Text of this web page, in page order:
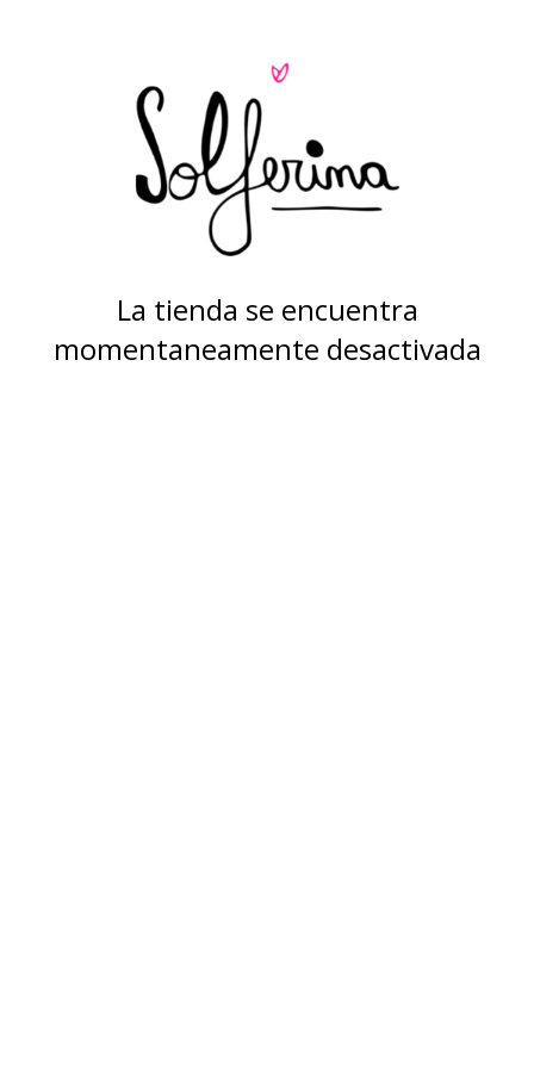
La tienda se encuentra
momentaneamente desactivada